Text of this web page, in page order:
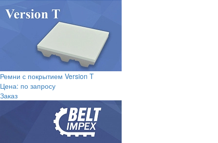
Ремни с покрытием Version T
Цена: по запросу
Заказ